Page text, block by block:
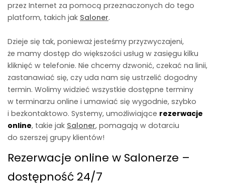
przez Internet za pomocą przeznaczonych do tego
platform, takich jak Saloner.
Dzieje się tak, ponieważ jesteśmy przyzwyczajeni,
że mamy dostęp do większości usług w zasięgu kilku
kliknięć w telefonie. Nie chcemy dzwonić, czekać na linii,
zastanawiać się, czy uda nam się ustrzelić dogodny
termin. Wolimy widzieć wszystkie dostępne terminy
w terminarzu online i umawiać się wygodnie, szybko
i bezkontaktowo. Systemy, umożliwiające rezerwacje
online, takie jak Saloner, pomagają w dotarciu
do szerszej grupy klientów!
Rezerwacje online w Salonerze –
dostępność 24/7